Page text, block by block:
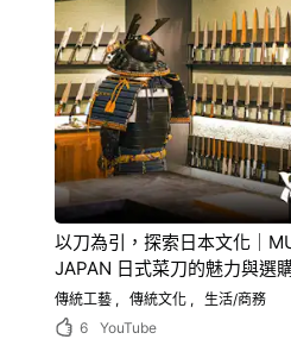
以刀為引，探索日本文化｜
JAPAN 日式菜刀的魅力與選
傳統工藝 傳統文化
生活/商務
6
YouTube